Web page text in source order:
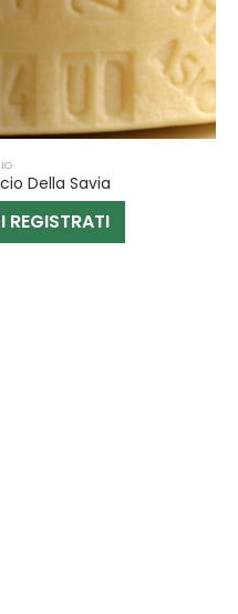
Della Savia
REGISTRATI